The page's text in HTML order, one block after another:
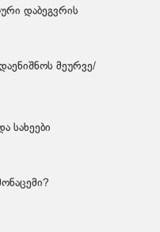
დაბეგვრის
მეურვე/
სახეები